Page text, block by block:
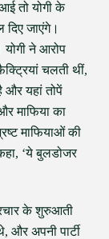
तो योगी के
जाएंगे।
योगी ने आरोप
चलती थीं,
और यहां तोपें
माफिया का
माफियाओं की
‘ये बुलडोजर
के शुरुआती
और अपनी पार्टी